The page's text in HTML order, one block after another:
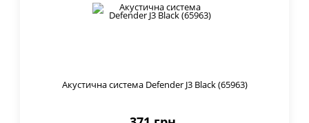
Акустична система Defender J3 Black (65963)